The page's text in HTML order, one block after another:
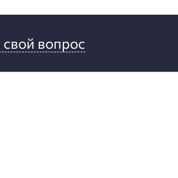
свой вопрос